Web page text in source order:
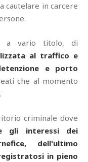
cautelare in carcere
a vario titolo, di
al traffico e
e porto
che al momento
criminale dove
gli interessi dei
dell'ultimo
in pieno